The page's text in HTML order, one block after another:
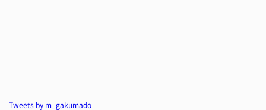
Tweets by m_gakumado